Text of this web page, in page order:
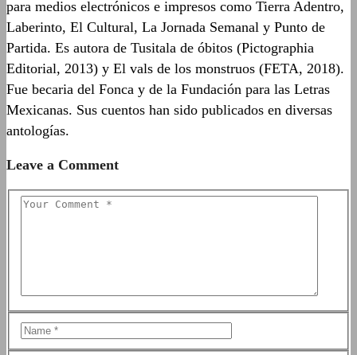
para medios electrónicos e impresos como Tierra Adentro,
Laberinto, El Cultural, La Jornada Semanal y Punto de
Partida. Es autora de Tusitala de óbitos (Pictographia
Editorial, 2013) y El vals de los monstruos (FETA, 2018).
Fue becaria del Fonca y de la Fundación para las Letras
Mexicanas. Sus cuentos han sido publicados en diversas
antologías.
Leave a Comment